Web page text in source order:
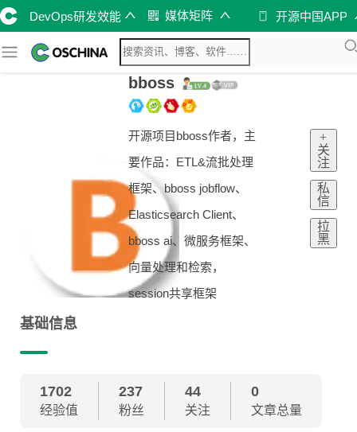
DevOps研发效能 媒体矩阵 开源中国APP
bboss
开源项目bboss作者，主
要作品：ETL&流批处理
框架、bboss jobflow、
Elasticsearch Client、
bboss ai、微服务框架、
向量处理和检索，
session共享框架
+
关
注
私
信
拉
黑
基础信息
1702
经验值
237
粉丝
44
关注
0
文章总量